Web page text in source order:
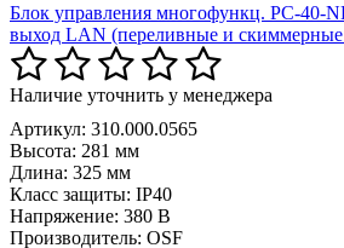
Блок управления многофункц. PC-40-
выход LAN (переливные и
Наличие уточнить у менеджера
Артикул: 310.000.0565
Высота: 281 мм
Длина: 325 мм
Класс защиты: IP40
Напряжение: 380 В
Производитель: OSF